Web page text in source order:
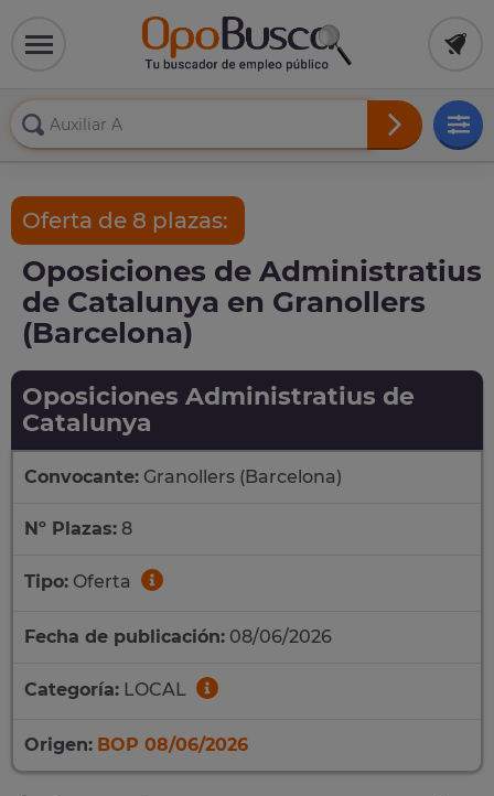
Oferta de 8 plazas:
Oposiciones de Administratius
de Catalunya en Granollers
(Barcelona)
Oposiciones Administratius de
Catalunya
Convocante: Granollers (Barcelona)
Nº Plazas: 8
Tipo: Oferta
Fecha de publicación: 08/06/2026
Categoría: LOCAL
Origen: BOP 08/06/2026